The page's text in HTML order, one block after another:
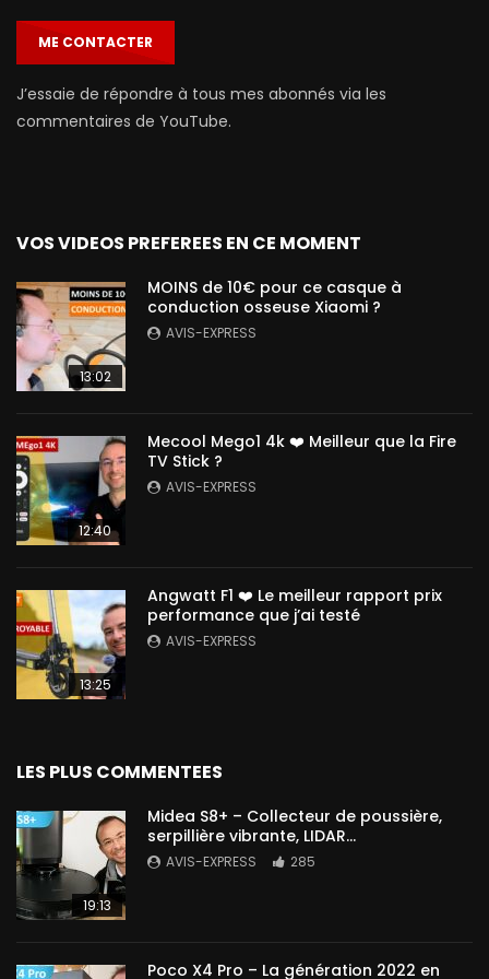
ME CONTACTER
J’essaie de répondre à tous mes abonnés via les
commentaires de YouTube.
VOS VIDEOS PREFEREES EN CE MOMENT
13:02
MOINS de 10€ pour ce casque à
conduction osseuse Xiaomi ?
AVIS-EXPRESS
12:40
Mecool Mego1 4k ❤️ Meilleur que la Fire
TV Stick ?
AVIS-EXPRESS
13:25
Angwatt F1 ❤️ Le meilleur rapport prix
performance que j’ai testé
AVIS-EXPRESS
LES PLUS COMMENTEES
19:13
Midea S8+ – Collecteur de poussière,
serpillière vibrante, LIDAR…
AVIS-EXPRESS 285
Poco X4 Pro – La génération 2022 en